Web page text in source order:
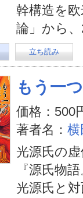
幹構造を
論」から
立ち読み
もう一
価格：500
著者名： 横
光源氏の
『源氏物
光源氏と